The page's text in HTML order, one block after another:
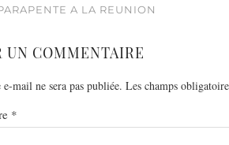
A LA REUNION
UN COMMENTAIRE
e-mail ne sera pas publiée. Les champs
*